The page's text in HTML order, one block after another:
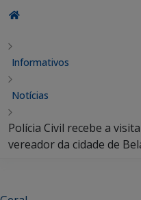
Informativos
Notícias
Polícia Civil recebe a
vereador da cidade de